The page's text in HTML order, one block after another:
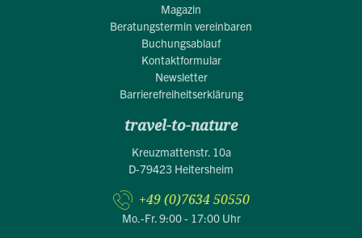
Magazin
Beratungstermin vereinbaren
Buchungsablauf
Kontaktformular
Newsletter
Barrierefreiheitserklärung
travel-to-nature
Kreuzmattenstr. 10a
D-79423 Heitersheim
+49 (0)7634 50550
Mo.-Fr. 9:00 - 17:00 Uhr